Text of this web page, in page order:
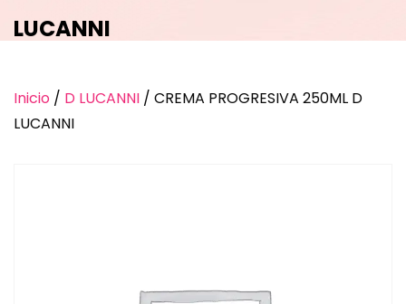
LUCANNI
Inicio / D LUCANNI / CREMA PROGRESIVA 250ML D
LUCANNI